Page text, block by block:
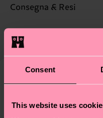
Consent
This website uses
Informazioni
55% Mix di cotone
La sostenibilità, per
emissioni, amore per
piccole-grandi scelte
tutti i nostri segreti
un’occhiata alla nostra
Consegna & Resi
Il tempo di consegna
di spedizione è di 5-8
presente che si tratta
consegna effettiva
Hai domande sui resi?
Secondo noi, ti piacerà
Novità